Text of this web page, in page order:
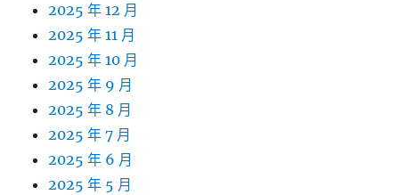
2025 年 12 月
2025 年 11 月
2025 年 10 月
2025 年 9 月
2025 年 8 月
2025 年 7 月
2025 年 6 月
2025 年 5 月